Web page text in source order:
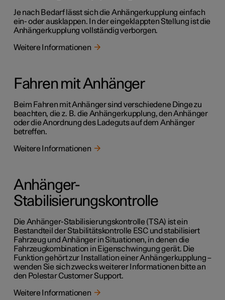
Je nach Bedarf lässt sich die Anhängerkupplung einfach
ein- oder ausklappen. In der eingeklappten Stellung ist die
Anhängerkupplung vollständig verborgen.
Weitere Informationen
Fahren mit Anhänger
Beim Fahren mit Anhänger sind verschiedene Dinge zu
beachten, die z. B. die Anhängerkupplung, den Anhänger
oder die Anordnung des Ladeguts auf dem Anhänger
betreffen.
Weitere Informationen
Anhänger-
Stabilisierungskontrolle
Die Anhänger-Stabilisierungskontrolle (TSA) ist ein
Bestandteil der Stabilitätskontrolle ESC und stabilisiert
Fahrzeug und Anhänger in Situationen, in denen die
Fahrzeugkombination in Eigenschwingung gerät. Die
Funktion gehört zur Installation einer Anhängerkupplung –
wenden Sie sich zwecks weiterer Informationen bitte an
den Polestar Customer Support.
Weitere Informationen